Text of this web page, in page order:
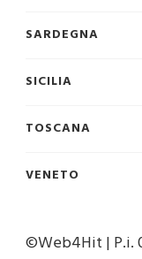
SARDEGNA
SICILIA
TOSCANA
VENETO
©Web4Hit | P.i.